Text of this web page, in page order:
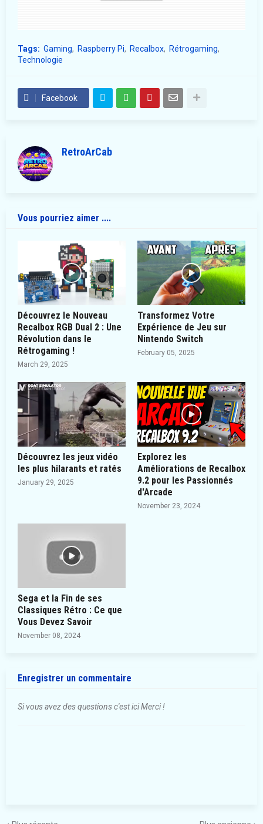
Tags: Gaming Raspberry Pi Recalbox Rétrogaming
Technologie
Facebook
RetroArCab
Vous pourriez aimer ....
Découvrez le Nouveau
Recalbox RGB Dual 2 : Une
Révolution dans le
Rétrogaming !
March 29, 2025
Transformez Votre
Expérience de Jeu sur
Nintendo Switch
February 05, 2025
Découvrez les jeux vidéo
les plus hilarants et ratés
January 29, 2025
Explorez les
Améliorations de Recalbox
9.2 pour les Passionnés
d'Arcade
November 23, 2024
Sega et la Fin de ses
Classiques Rétro : Ce que
Vous Devez Savoir
November 08, 2024
Enregistrer un commentaire
Si vous avez des questions c'est ici Merci !